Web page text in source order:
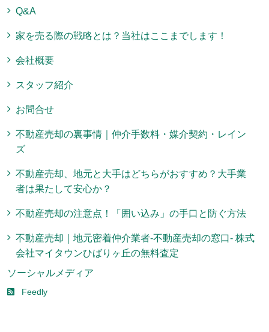
Q&A
家を売る際の戦略とは？当社はここまでします！
会社概要
スタッフ紹介
お問合せ
不動産売却の裏事情｜仲介手数料・媒介契約・レイン
ズ
不動産売却、地元と大手はどちらがおすすめ？大手業
者は果たして安心か？
不動産売却の注意点！「囲い込み」の手口と防ぐ方法
不動産売却｜地元密着仲介業者-不動産売却の窓口- 株式
会社マイタウンひばりヶ丘の無料査定
ソーシャルメディア
Feedly